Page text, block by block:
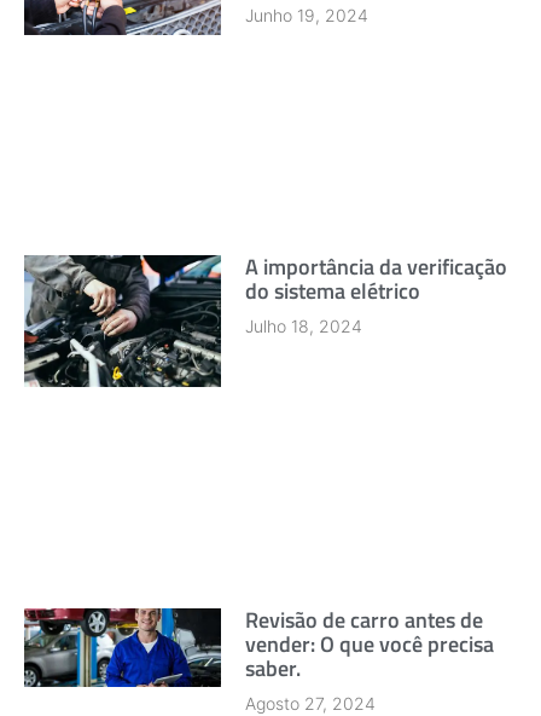
Junho 19, 2024
A importância da verificação
do sistema elétrico
Julho 18, 2024
Revisão de carro antes de
vender: O que você precisa
saber.
Agosto 27, 2024